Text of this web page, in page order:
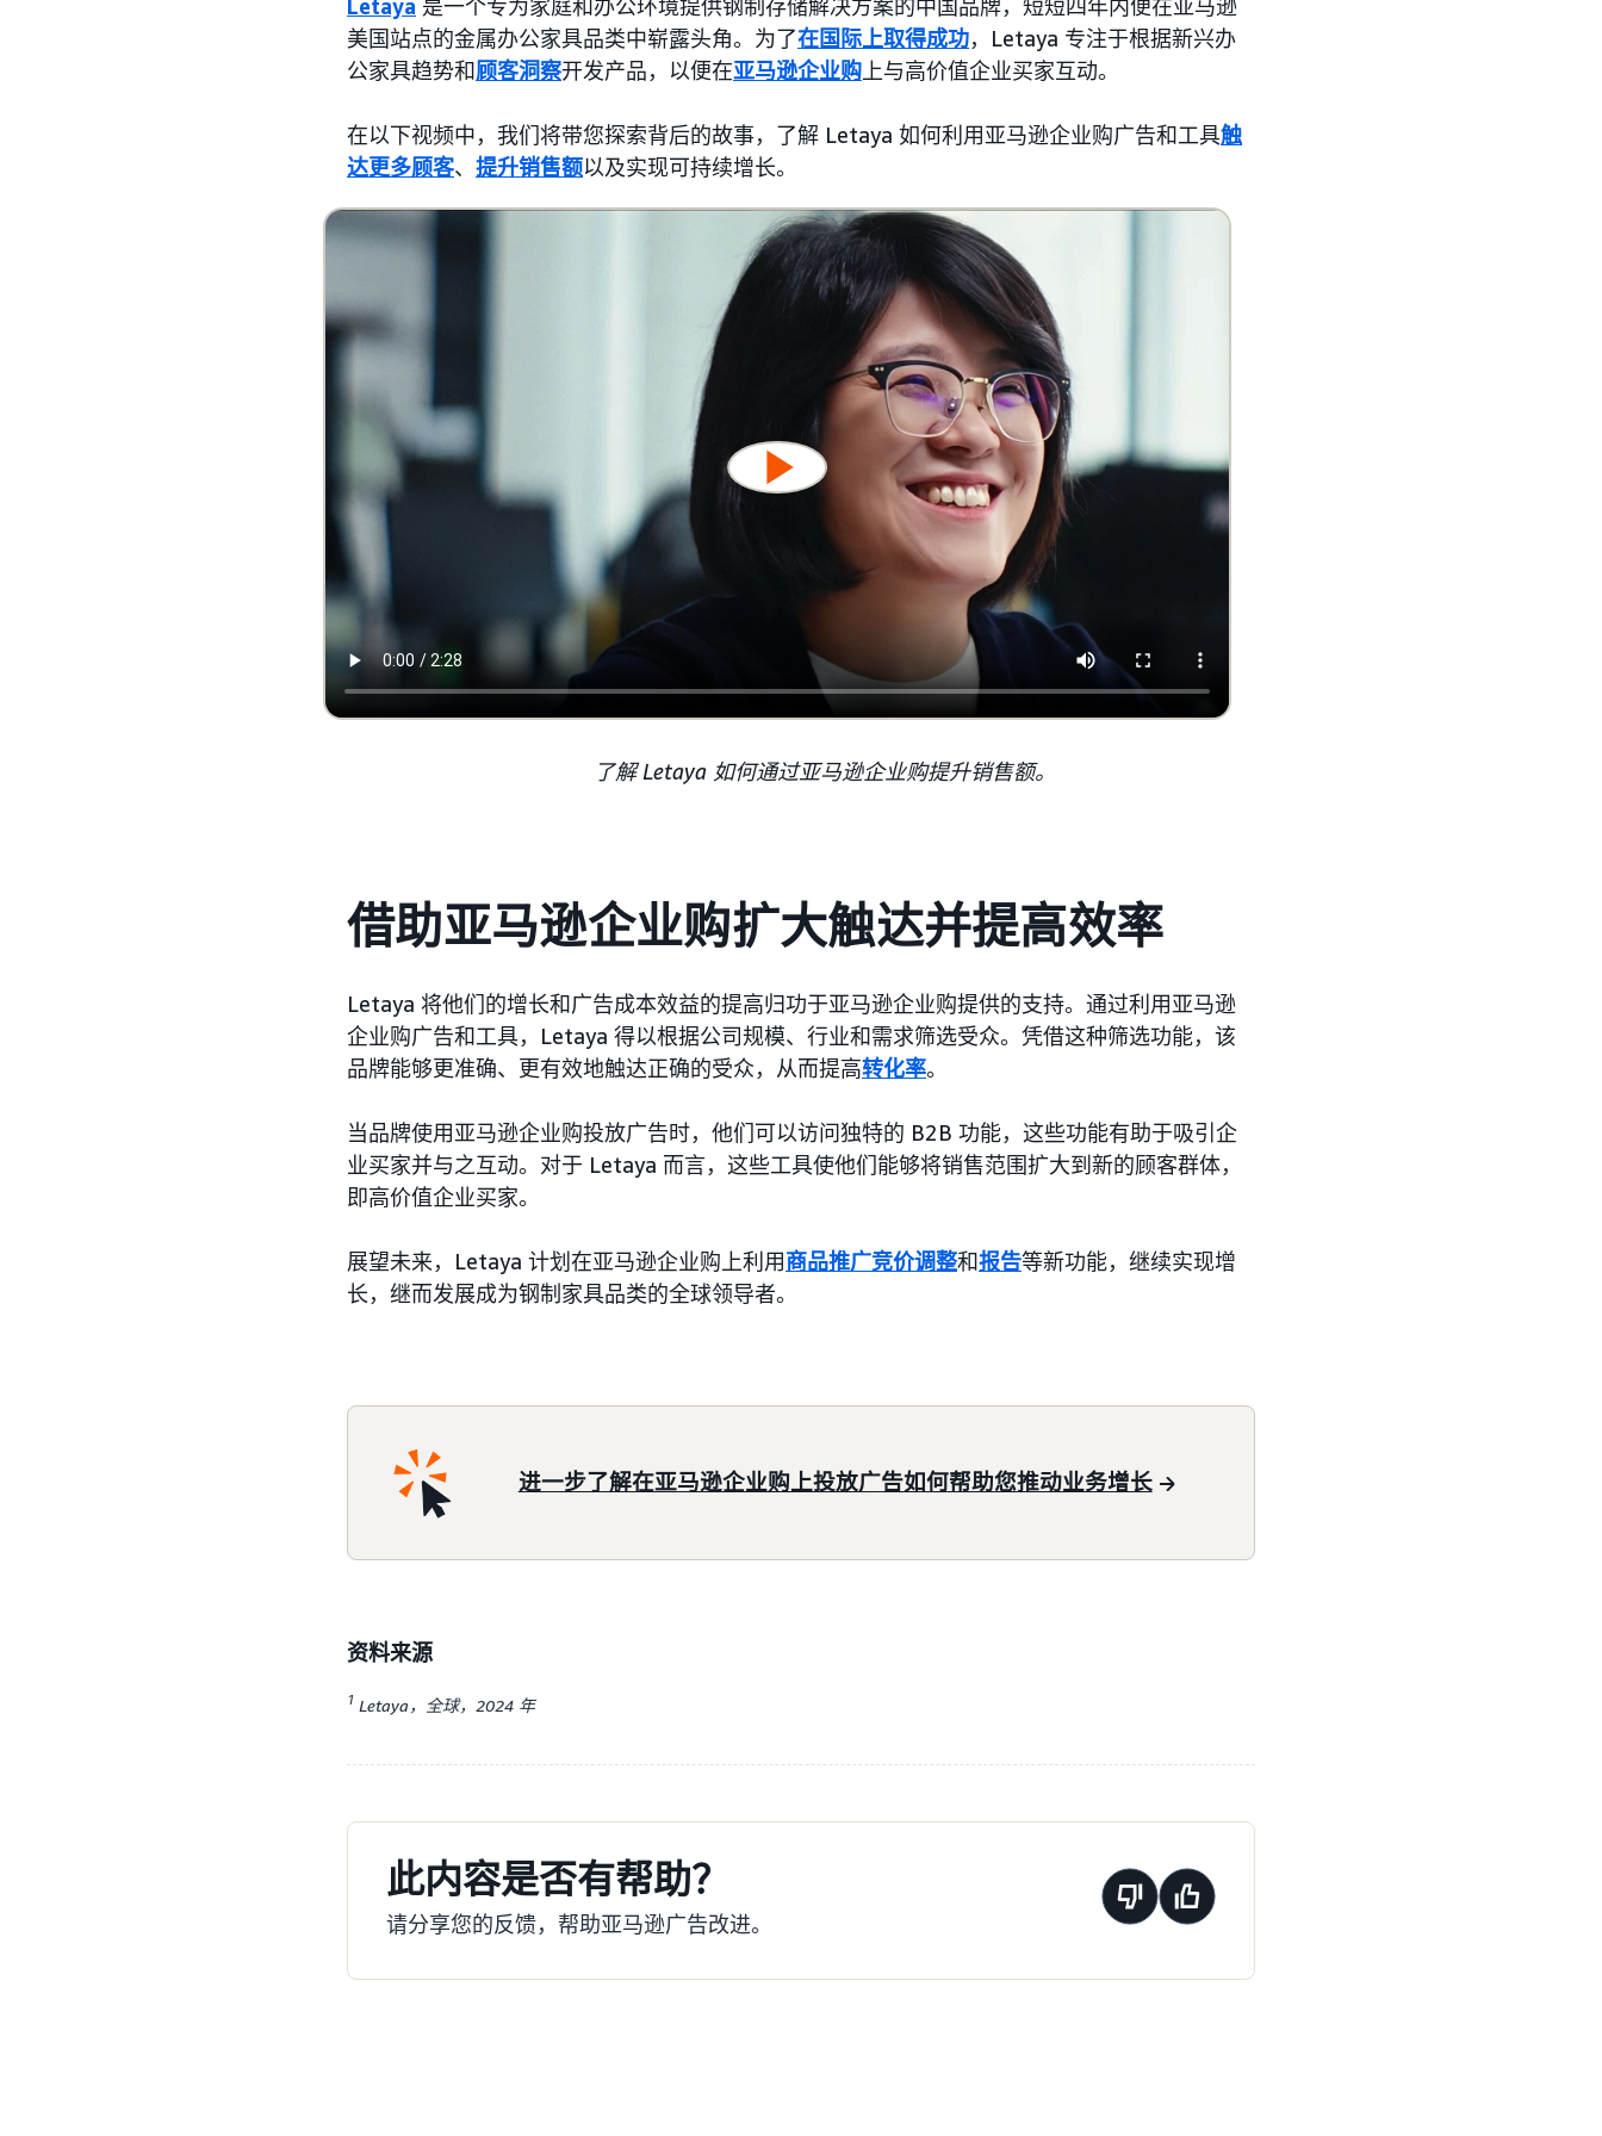
Letaya 是一个专为家庭和办公环境提供钢制存储解决方案的中国品牌，短短四年内便在亚马逊
美国站点的金属办公家具品类中崭露头角。为了在国际上取得成功，Letaya 专注于根据新兴办
公家具趋势和顾客洞察开发产品，以便在亚马逊企业购 上与高价值企业买家互动。
在以下视频中，我们将带您探索背后的故事，了解 Letaya 如何利用亚马逊企业购广告和工具触
达更多顾客、 提升销售额以及实现可持续增长。
了解 Letaya 如何通过亚马逊企业购提升销售额。
借助亚马逊企业购扩大触达并提高效率
Letaya 将他们的增长和广告成本效益的提高归功于亚马逊企业购提供的支持。通过利用亚马逊
企业购广告和工具，Letaya 得以根据公司规模、行业和需求筛选受众。凭借这种筛选功能，该
品牌能够更准确、更有效地触达正确的受众，从而提高转化率。
当品牌使用亚马逊企业购投放广告时，他们可以访问独特的 B2B 功能，这些功能有助于吸引企
业买家并与之互动。对于 Letaya 而言，这些工具使他们能够将销售范围扩大到新的顾客群体，
即高价值企业买家。
展望未来，Letaya 计划在亚马逊企业购上利用商品推广竞价调整和报告等新功能，继续实现增
长，继而发展成为钢制家具品类的全球领导者。
进一步了解在亚马逊企业购上投放广告如何帮助您推动业务增长
资料来源
1 Letaya，全球，2024 年
此内容是否有帮助？
请分享您的反馈，帮助亚马逊广告改进。